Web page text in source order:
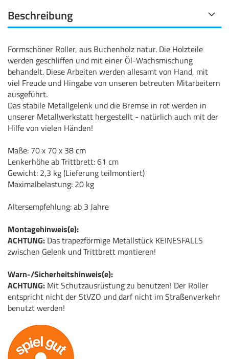
Beschreibung
Formschöner Roller, aus Buchenholz natur. Die Holzteile
werden geschliffen und mit einer Öl-Wachsmischung
behandelt. Diese Arbeiten werden allesamt von Hand, mit
viel Freude und Hingabe von unseren betreuten Mitarbeitern
ausgeführt.
Das stabile Metallgelenk und die Bremse in rot werden in
unserer Metallwerkstatt hergestellt - natürlich auch mit der
Hilfe von vielen Händen!
Maße: 70 x 70 x 38 cm
Lenkerhöhe ab Trittbrett: 61 cm
Gewicht: 2,3 kg (Lieferung teilmontiert)
Maximalbelastung: 20 kg
Altersempfehlung: ab 3 Jahre
Montagehinweis(e):
ACHTUNG: Das trapezförmige Metallstück KEINESFALLS
zwischen Gelenk und Trittbrett montieren!
Warn-/Sicherheitshinweis(e):
ACHTUNG: Mit Schutzausrüstung zu benutzen! Der Roller
entspricht nicht der StVZO und darf nicht im Straßenverkehr
benutzt werden!